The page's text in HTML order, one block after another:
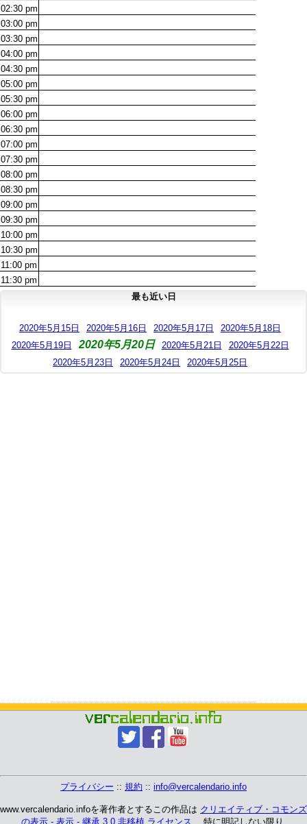
02:30 pm
03:00 pm
03:30 pm
04:00 pm
04:30 pm
05:00 pm
05:30 pm
06:00 pm
06:30 pm
07:00 pm
07:30 pm
08:00 pm
08:30 pm
09:00 pm
09:30 pm
10:00 pm
10:30 pm
11:00 pm
11:30 pm
最も近い日
2020年5月15日 2020年5月16日 2020年5月17日
2020年5月18日
2020年5月19日
2020年5月20日 2020年5月21日
2020年5月22日
2020年5月23日
2020年5月24日 2020年5月25日
プライバシー :: 規約 :: info@vercalendario.info
www.vercalendario.infoを著作者とするこの作品は クリエイティブ・コモンズ
の表示 - 表示 - 継承 3.0 非移植 ライセンス 、 特に明記しない限り.